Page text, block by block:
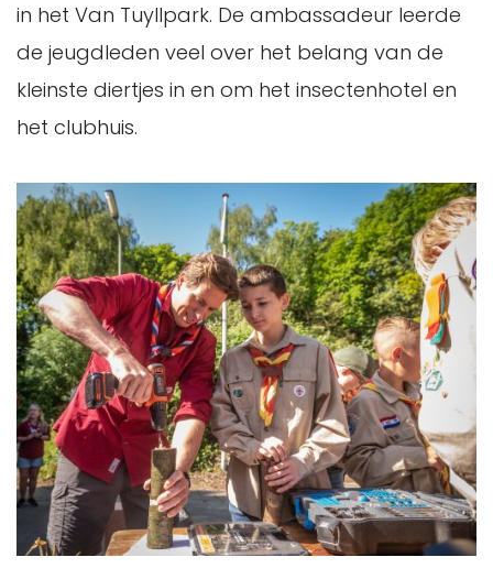
in het Van Tuyllpark. De ambassadeur leerde
de jeugdleden veel over het belang van de
kleinste diertjes in en om het insectenhotel en
het clubhuis.